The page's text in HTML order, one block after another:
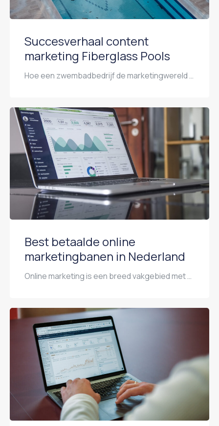
Succesverhaal content
marketing Fiberglass Pools
Hoe een zwembadbedrijf de marketingwereld veranderde het succesverhaal van Fiberglass Pools Stel je voor: je runt een bedrijf in zwembaden en de economie stort in. Verkoop daalt, klanten trekken zich terug en je denkt aan stoppen. Dat was de realiteit voor Marcus Sheridan, eigenaar van River Pools and Spas. Een bedrijf dat zich richtte op […]
Best betaalde online
marketingbanen in Nederland
Online marketing is een breed vakgebied met allerlei specialisaties. Niet alle functies bieden dezelfde beloningen. In dit artikel belichten we de best betaalde rollen binnen online marketing in Nederland in 2026. Digital Marketing Manager Als Digital Marketing Manager zit je aan het strategische roer van marketingcampagnes en draag je verantwoordelijkheid voor budgetten, ROI en resultaat. […]